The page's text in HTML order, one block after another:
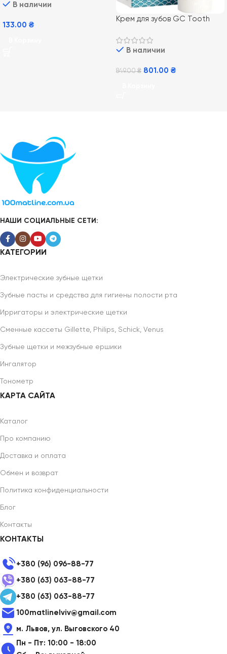
В наличии
133.00 ₴
Крем для зубов GC Tooth
В наличии
849.00₴ 801.00 ₴
НАШИ СОЦИАЛЬНЫЕ СЕТИ:
КАТЕГОРИИ
Электрические зубные щетки
Зубные пасты и средства для гигиены полости рта
Ирригаторы и электрические щетки
Сменные кассеты Gillette, Philips, Schick, Venus
Зубные щетки и межзубные ершики
Ингалятор
Тонометр
КАРТА САЙТА
Каталог
Про компанию
Доставка и оплата
Обмен и возврат
Политика конфиденциальности
Блог
Контакты
КОНТАКТЫ
+380 (96) 096-88-77
+380 (63) 063-88-77
+380 (63) 063-88-77
100matlinelviv@gmail.com
м. Львов, ул. Выговского 40
Пн - Пт: 10:00 - 18:00